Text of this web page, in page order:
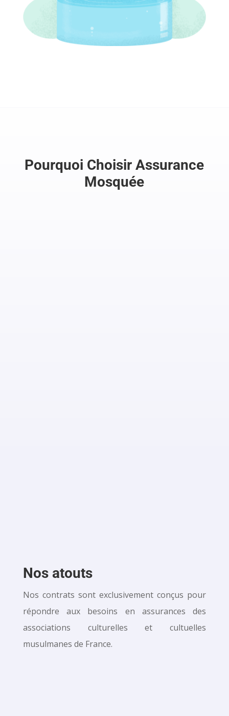
Pourquoi Choisir Assurance
Mosquée
Nos atouts
Nos contrats sont exclusivement conçus pour
répondre aux besoins en assurancesdes
associations culturelles et cultuelles
musulmanes de France.